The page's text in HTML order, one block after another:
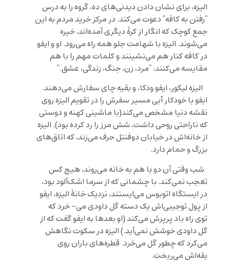
الیزه، برای نشان دادن دیدنی‌های ده، گروه را به درس
“رفتن به کافه” دعوت می‌کند. در مرکز خرید مردم به این
جمع کوچک که انگار از کرۀ دیگری آمده‌اند، خیره
می‌شوند. الیزه با شهامت جلو همه راه می‌رود. او و ایفو
در کافه کنار هم می‌نشینند و کلمات مهم را با هم
مقایسه می‌کنند: “مرد، زن، جنگ، زندگی، عشق.”
الیزه لیکور، ایفو ودکا، و بقیه چای سفارش می‌دهند.
ایفو با خودکار آبی مسیر سفرش را در تقویم الیزه روی
نقشه دنیا مشخص می‌کند(با ماشینی کهنه و دوستی
که ناراحتی روحی داشت، شش مرز را رد کرده بود). الیزه
از خانه‌‌اش در خیابان دوفنتل حرف می‌زند، که اتاق‌های
بزرگ و حمام دارد.
شب وقتی آن دو با هم به خانه می‌روند، هیچ کس
تعجب نمی‌کند. با چشمانی که از سرما اشک‌آلود بود،
در ایستگاه اتوبوس می‌ایستند، نزدیک خانۀ الیزه، ایفو
از پول توجیبی‌اش یک دسته گل داودی می- خرد که
توی راه باد پرپرش می‌کند (او بعدها به ایفو گفت که از
گل داودی خوشش نمی‌آید.) الیزه در سکوت نگاهش
می‌کرد که چطور گل می‌خرد. قطره‌های باران روی
یقه‌اش می‌ریخت.